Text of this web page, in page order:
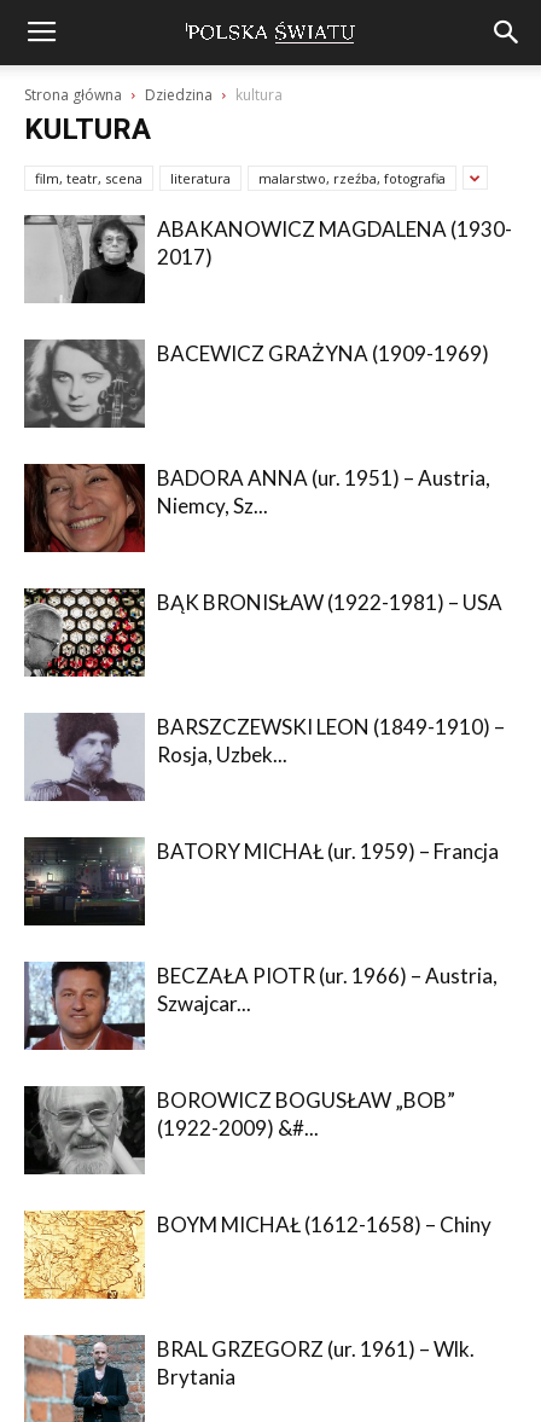
Strona główna Dziedzina kultura
KULTURA
film, teatr, scena literatura malarstwo, rzeźba, fotografia
ABAKANOWICZ MAGDALENA (1930-
2017)
BACEWICZ GRAŻYNA (1909-1969)
BADORA ANNA (ur. 1951) – Austria,
Niemcy, Sz...
BĄK BRONISŁAW (1922-1981) – USA
BARSZCZEWSKI LEON (1849-1910) –
Rosja, Uzbek...
BATORY MICHAŁ (ur. 1959) – Francja
BECZAŁA PIOTR (ur. 1966) – Austria,
Szwajcar...
BOROWICZ BOGUSŁAW „BOB”
(1922-2009) &#...
BOYM MICHAŁ (1612-1658) – Chiny
BRAL GRZEGORZ (ur. 1961) – Wlk.
Brytania